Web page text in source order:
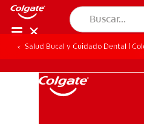
Salud Bucal y Cuidado Dental |